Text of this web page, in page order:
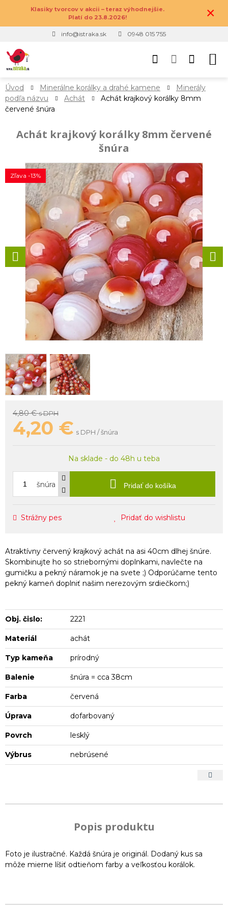
Klasiky tvorcov v akcii – teraz výhodnejšie.
Platí do 23.8.2026!
×
info@istraka.sk 0948 015 755
Úvod Minerálne korálky a drahé kamene
Minerály
podľa názvu
Achát
Achát krajkový korálky 8mm
červené šnúra
Achát krajkový korálky 8mm červené
šnúra
Zľava -13%
4,80 €s DPH
4,20 € s DPH / šnúra
Na sklade - do 48h u teba
šnúra Pridať do košíka
Strážny pes Pridať do wishlistu
Atraktívny červený krajkový achát na asi 40cm dlhej šnúre.
Skombinujte ho so striebornými doplnkami, navlečte na
gumičku a pekný náramok je na svete ;) Odporúčame tento
pekný kameň doplniť našim nerezovým srdiečkom;)
Obj. čislo: 2221
Materiál achát
Typ kameňa prírodný
Balenie šnúra = cca 38cm
Farba červená
Úprava dofarbovaný
Povrch lesklý
Výbrus nebrúsené
Popis produktu
Foto je ilustračné. Každá šnúra je originál. Dodaný kus sa
môže mierne líšiť odtieňom farby a veľkosťou korálok.